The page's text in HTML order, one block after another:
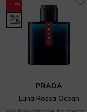
-10%
PRADA
Luna Rossa Ocean